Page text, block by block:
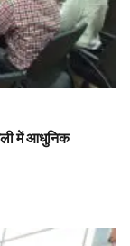
में आधुनिक